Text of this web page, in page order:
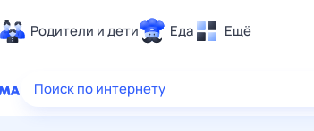
Родители и дети Еда Ещё
Здоровье
Поиск по интернету